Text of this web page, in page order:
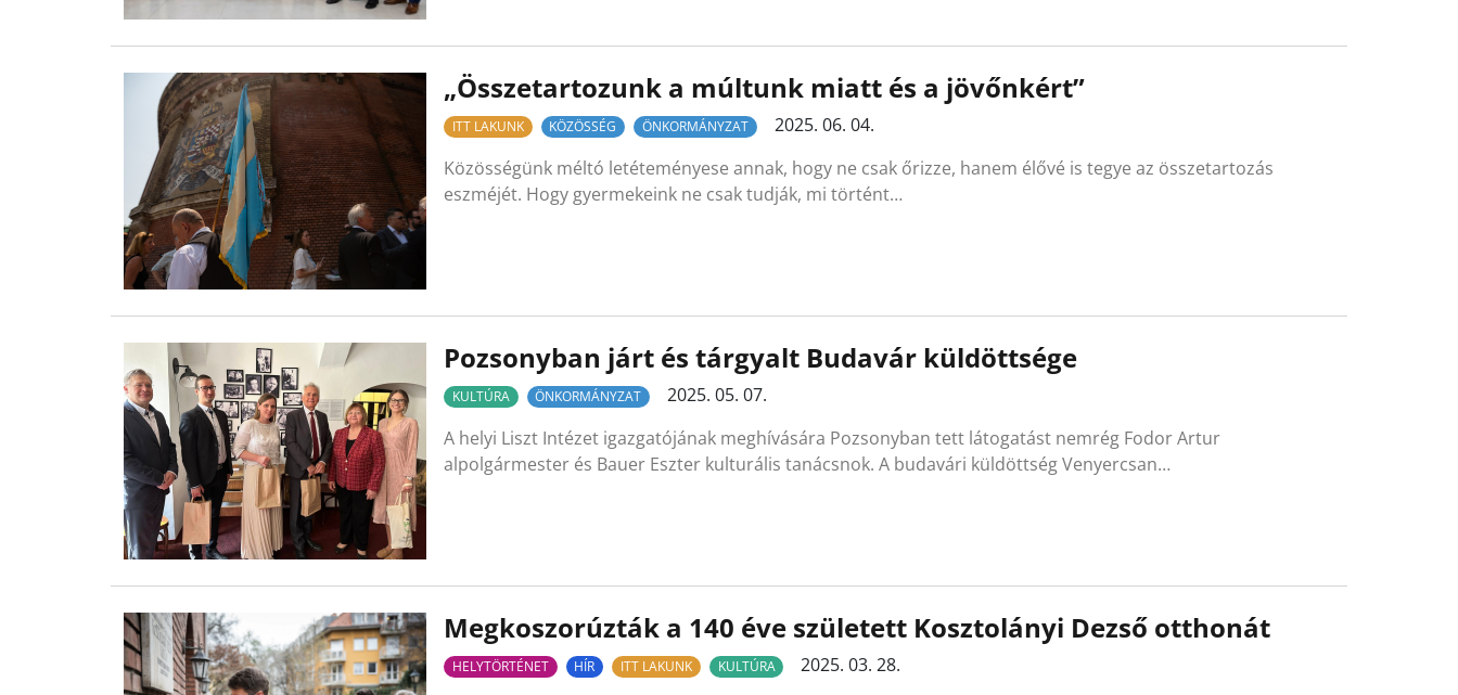
„Összetartozunk a múltunk miatt és a jövőnkért”
ITT LAKUNK KÖZÖSSÉG ÖNKORMÁNYZAT
2025. 06. 04.
Közösségünk méltó letéteményese annak, hogy ne csak őrizze, hanem élővé is tegye az összetartozás
eszméjét. Hogy gyermekeink ne csak tudják, mi történt…
Pozsonyban járt és tárgyalt Budavár küldöttsége
KULTÚRA ÖNKORMÁNYZAT
2025. 05. 07.
A helyi Liszt Intézet igazgatójának meghívására Pozsonyban tett látogatást nemrég Fodor Artur
alpolgármester és Bauer Eszter kulturális tanácsnok. A budavári küldöttség Venyercsan…
Megkoszorúzták a 140 éve született Kosztolányi Dezső otthonát
HELYTÖRTÉNET HÍR ITT LAKUNK KULTÚRA
2025. 03. 28.